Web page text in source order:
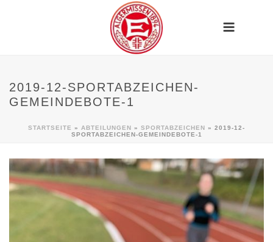
2019-12-SPORTABZEICHEN-
GEMEINDEBOTE-1
STARTSEITE » ABTEILUNGEN » SPORTABZEICHEN » 2019-12-
SPORTABZEICHEN-GEMEINDEBOTE-1